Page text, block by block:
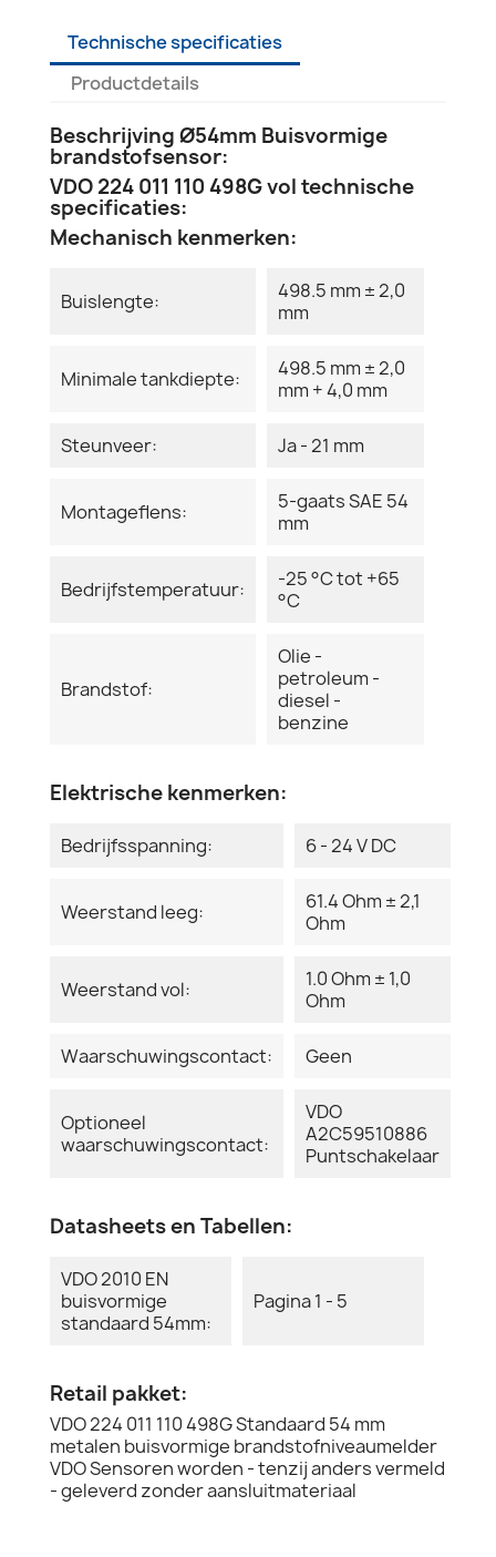
Technische specificaties
Productdetails
Beschrijving Ø54mm Buisvormige
brandstofsensor:
VDO 224 011 110 498G vol technische
specificaties:
Mechanisch kenmerken:
Buislengte:
498.5 mm ± 2,0
mm
Minimale tankdiepte:
498.5 mm ± 2,0
mm + 4,0 mm
Steunveer: Ja - 21 mm
Montageflens:
5-gaats SAE 54
mm
Bedrijfstemperatuur:
-25 °C tot +65
°C
Brandstof:
Olie -
petroleum -
diesel -
benzine
Elektrische kenmerken:
Bedrijfsspanning: 6 - 24 V DC
Weerstand leeg:
61.4 Ohm ± 2,1
Ohm
Weerstand vol:
1.0 Ohm ± 1,0
Ohm
Waarschuwingscontact: Geen
Optioneel
waarschuwingscontact:
VDO
A2C59510886
Puntschakelaar
Datasheets en Tabellen:
VDO 2010 EN
buisvormige
standaard 54mm:
Pagina 1 - 5
Retail pakket:
VDO 224 011 110 498G Standaard 54 mm
metalen buisvormige brandstofniveaumelder
VDO Sensoren worden - tenzij anders vermeld
- geleverd zonder aansluitmateriaal